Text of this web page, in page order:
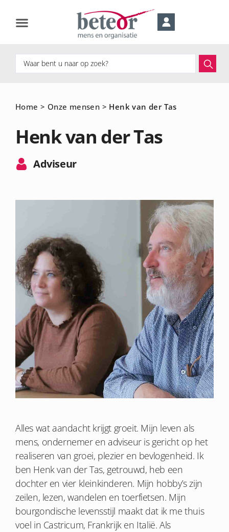
Home > Onze mensen > Henk van der Tas
Henk van der Tas
Adviseur
Alles wat aandacht krijgt groeit. Mijn leven als
mens, ondernemer en adviseur is gericht op het
realiseren van groei, plezier en bevlogenheid. Ik
ben Henk van der Tas, getrouwd, heb een
dochter en vier kleinkinderen. Mijn hobby’s zijn
zeilen, lezen, wandelen en toerfietsen. Mijn
bourgondische levensstijl maakt dat ik me thuis
voel in Castricum, Frankrijk en Italië. Als